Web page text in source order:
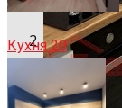
Кухня 20